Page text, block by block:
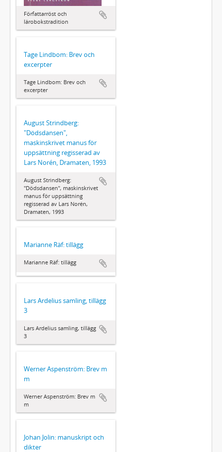
Författarröst och
lärobokstradition
Tage Lindbom: Brev och
excerpter
Tage Lindbom: Brev och
excerpter
August Strindberg:
"Dödsdansen",
maskinskrivet manus för
uppsättning regisserad av
Lars Norén, Dramaten, 1993
August Strindberg:
"Dödsdansen", maskinskrivet
manus för uppsättning
regisserad av Lars Norén,
Dramaten, 1993
Marianne Räf: tillägg
Marianne Räf: tillägg
Lars Ardelius samling, tillägg
3
Lars Ardelius samling, tillägg
3
Werner Aspenström: Brev m
m
Werner Aspenström: Brev m
m
Johan Jolin: manuskript och
dikter